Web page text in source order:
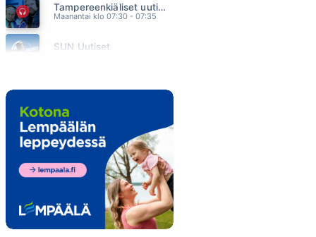
Tampereenkiäliset uutiset
Maanantai klo 07:30 - 07:35
SUN Uutiset